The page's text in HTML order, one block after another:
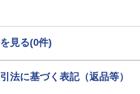
見る(0件)
法に基づく表記（返品等）